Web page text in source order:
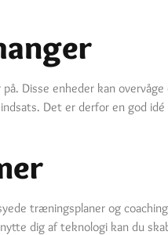
Disse enheder kan
Det er derfor en god idé
træningsplaner og
dig af teknologi kan du